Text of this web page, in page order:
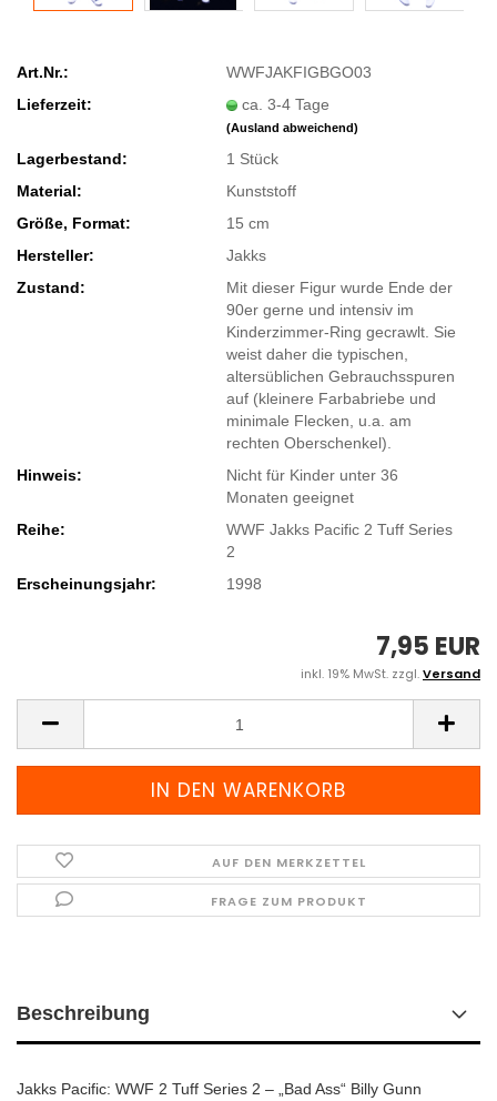
Art.Nr.:
WWFJAKFIGBGO03
Lieferzeit:
ca. 3-4 Tage
(Ausland abweichend)
Lagerbestand: 1 Stück
Material:
Kunststoff
Größe, Format:
15 cm
Hersteller:
Jakks
Zustand:
Mit dieser Figur wurde Ende der
90er gerne und intensiv im
Kinderzimmer-Ring gecrawlt. Sie
weist daher die typischen,
altersüblichen Gebrauchsspuren
auf (kleinere Farbabriebe und
minimale Flecken, u.a. am
rechten Oberschenkel).
Hinweis:
​Nicht für Kinder unter 36
Monaten geeignet
Reihe:
WWF Jakks Pacific 2 Tuff Series
2
Erscheinungsjahr:
1998
7,95 EUR
inkl. 19% MwSt. zzgl.Versand
AUF DEN MERKZETTEL
FRAGE ZUM PRODUKT
Beschreibung
Jakks Pacific: WWF 2 Tuff Series 2 – „Bad Ass“ Billy Gunn